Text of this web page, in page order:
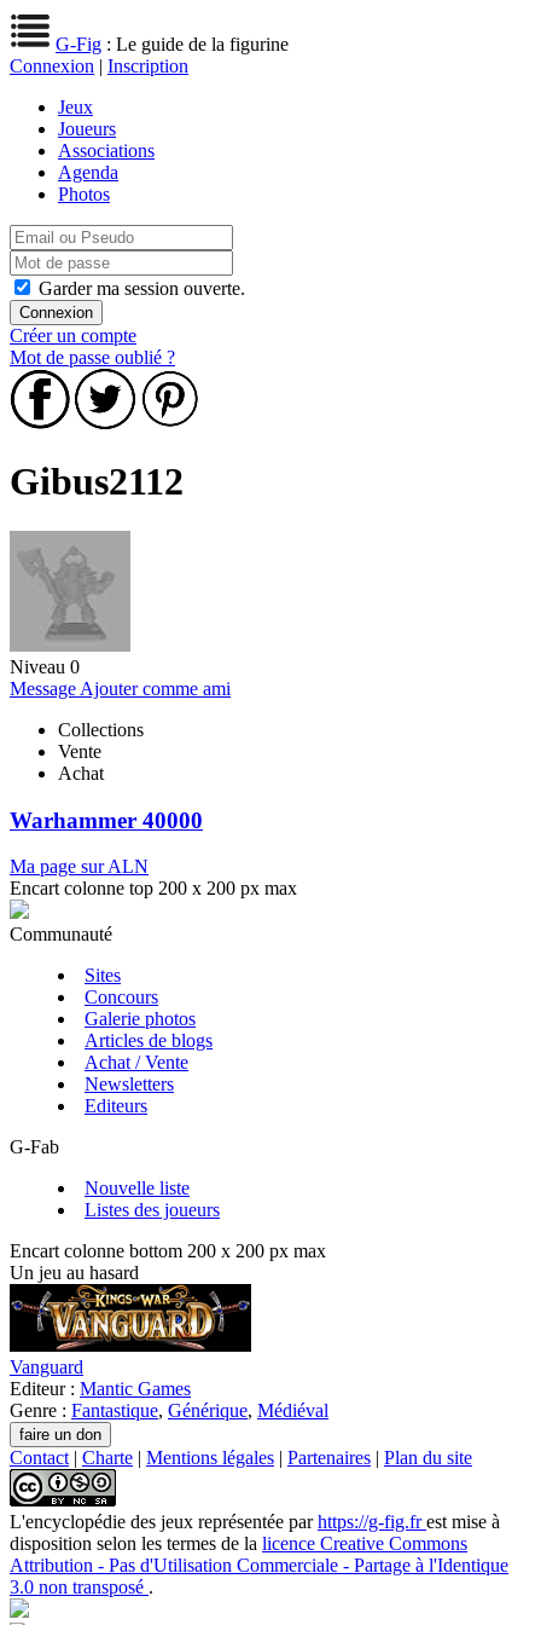
G-Fig : Le guide de la figurine
Connexion | Inscription
Jeux
Joueurs
Associations
Agenda
Photos
Garder ma session ouverte.
Créer un compte
Mot de passe oublié ?
Gibus2112
Niveau 0
Message Ajouter comme ami
Collections
Vente
Achat
Warhammer 40000
Ma page sur ALN
Encart colonne top 200 x 200 px max
Communauté
Sites
Concours
Galerie photos
Articles de blogs
Achat / Vente
Newsletters
Editeurs
G-Fab
Nouvelle liste
Listes des joueurs
Encart colonne bottom 200 x 200 px max
Un jeu au hasard
Vanguard
Editeur : Mantic Games
Genre : Fantastique, Générique, Médiéval
Contact | Charte | Mentions légales | Partenaires | Plan du site
L'encyclopédie des jeux représentée parhttps://g-fig.frest mise à
disposition selon les termes de la licence Creative Commons
Attribution - Pas d'Utilisation Commerciale - Partage à l'Identique
3.0 non transposé .